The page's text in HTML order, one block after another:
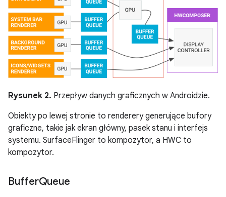
Rysunek 2. Przepływ danych graficznych w Androidzie.
Obiekty po lewej stronie to renderery generujące bufory
graficzne, takie jak ekran główny, pasek stanu i interfejs
systemu. SurfaceFlinger to kompozytor, a HWC to
kompozytor.
BufferQueue